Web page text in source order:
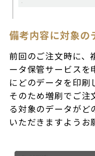
備考内容に対象の
前回のご注文時に、
ータ保管サービスを
にどのデータを印刷
そのため増刷でご注
る対象のデータがど
いただきますようお